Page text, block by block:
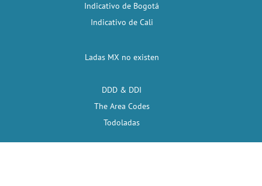
Indicativo de Bogotá
Indicativo de Cali
Ladas MX no existen
DDD & DDI
The Area Codes
Todoladas